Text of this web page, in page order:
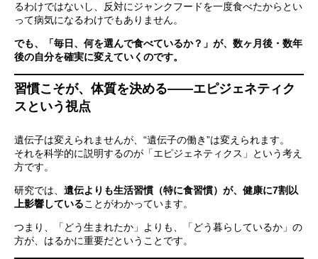
るわけではないし、反対にジャンクフードを一度食べたからとい
って病気になるわけでもありません。
でも、「毎日、何を選んで食べているか？」が、数ヶ月後・数年
後の自分を確実に変えていくのです。
習慣こそが、体質を決める――エピジェネティク
スという視点
遺伝子は変えられませんが、“遺伝子の働き”は変えられます。
それを科学的に説明するのが「エピジェネティクス」という考え
方です。
研究では、 遺伝よりも生活習慣（特に食習慣）が、健康に7割以
上影響していることがわかっています。
つまり、「どう生まれたか」よりも、「どう暮らしているか」の
方が、はるかに重要だということです。